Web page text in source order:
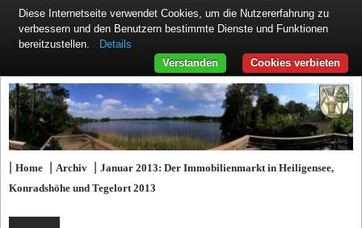
|Home |Archiv |Januar 2013: Der Immobilienmarkt in Heiligensee,
Konradshöhe und Tegelort 2013
Diese Internetseite verwendet Cookies, um die Nutzererfahrung zu
verbessern und den Benutzern bestimmte Dienste und Funktionen
bereitzustellen.
Details
Cookies verbieten
Verstanden